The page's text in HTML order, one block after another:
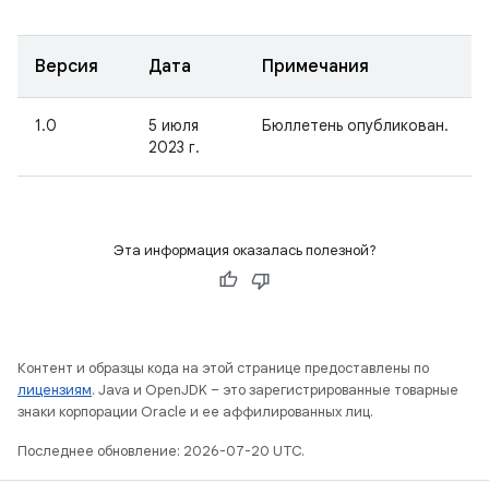
Версия Дата Примечания
1.0
5 июля
2023 г.
Бюллетень опубликован.
Эта информация оказалась полезной?
Контент и образцы кода на этой странице предоставлены по
лицензиям. Java и OpenJDK – это зарегистрированные товарные
знаки корпорации Oracle и ее аффилированных лиц.
Последнее обновление: 2026-07-20 UTC.